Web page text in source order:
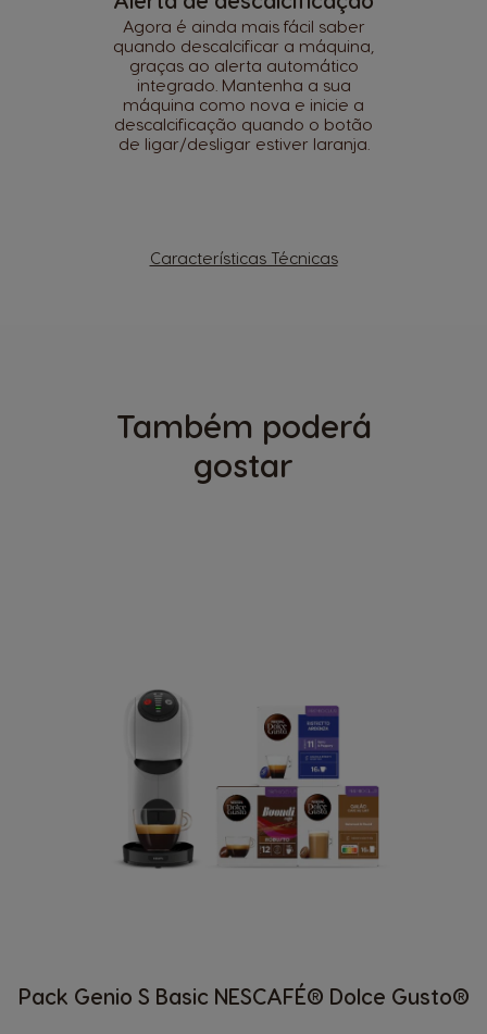
Agora é ainda mais fácil saber
quando descalcificar a máquina,
graças ao alerta automático
integrado. Mantenha a sua
máquina como nova e inicie a
descalcificação quando o botão
de ligar/desligar estiver laranja.
Características Técnicas
Também poderá
gostar
Pack Genio S Basic NESCAFÉ® Dolce Gusto®